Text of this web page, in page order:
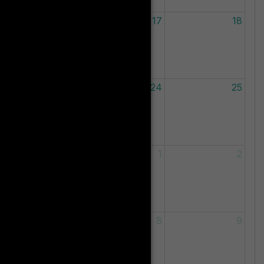
17 18
24 25
1 2
8 9